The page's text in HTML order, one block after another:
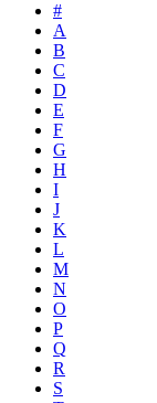
#
A
B
C
D
E
F
G
H
I
J
K
L
M
N
O
P
Q
R
S